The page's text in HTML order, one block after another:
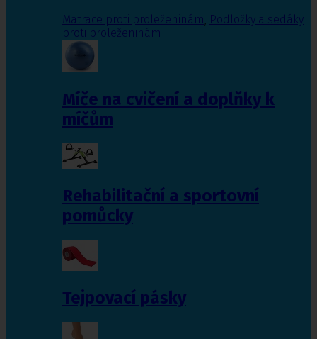
Matrace proti proleženinám, Podložky a sedáky
proti proleženinám
Míče na cvičení a doplňky k
míčům
Rehabilitační a sportovní
pomůcky
Tejpovací pásky